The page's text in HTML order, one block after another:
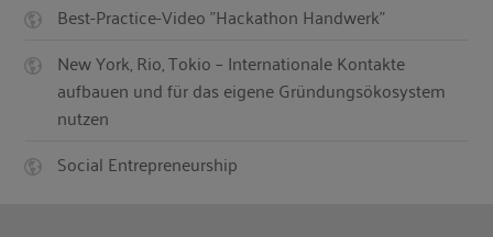
Best-Practice-Video "Hackathon Handwerk"
New York, Rio, Tokio – Internationale Kontakte
aufbauen und für das eigene Gründungsökosystem
nutzen
Social Entrepreneurship